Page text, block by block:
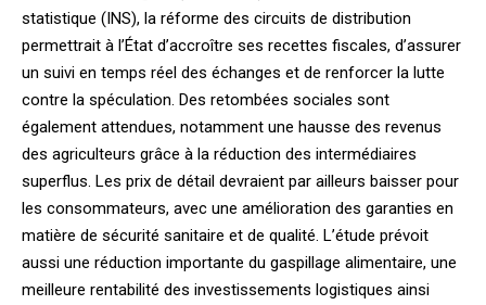
statistique (INS), la réforme des circuits de distribution
permettrait à l’État d’accroître ses recettes fiscales, d’assurer
un suivi en temps réel des échanges et de renforcer la lutte
contre la spéculation. Des retombées sociales sont
également attendues, notamment une hausse des revenus
des agriculteurs grâce à la réduction des intermédiaires
superflus. Les prix de détail devraient par ailleurs baisser pour
les consommateurs, avec une amélioration des garanties en
matière de sécurité sanitaire et de qualité. L’étude prévoit
aussi une réduction importante du gaspillage alimentaire, une
meilleure rentabilité des investissements logistiques ainsi